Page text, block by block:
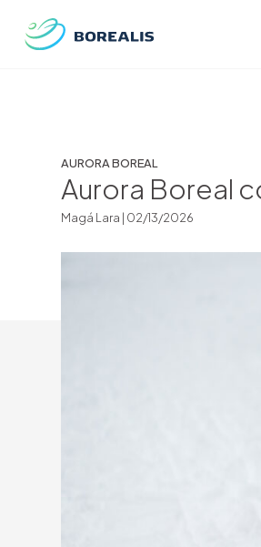
AURORA BOREAL
Aurora Boreal
Magá Lara | 02/13/2026